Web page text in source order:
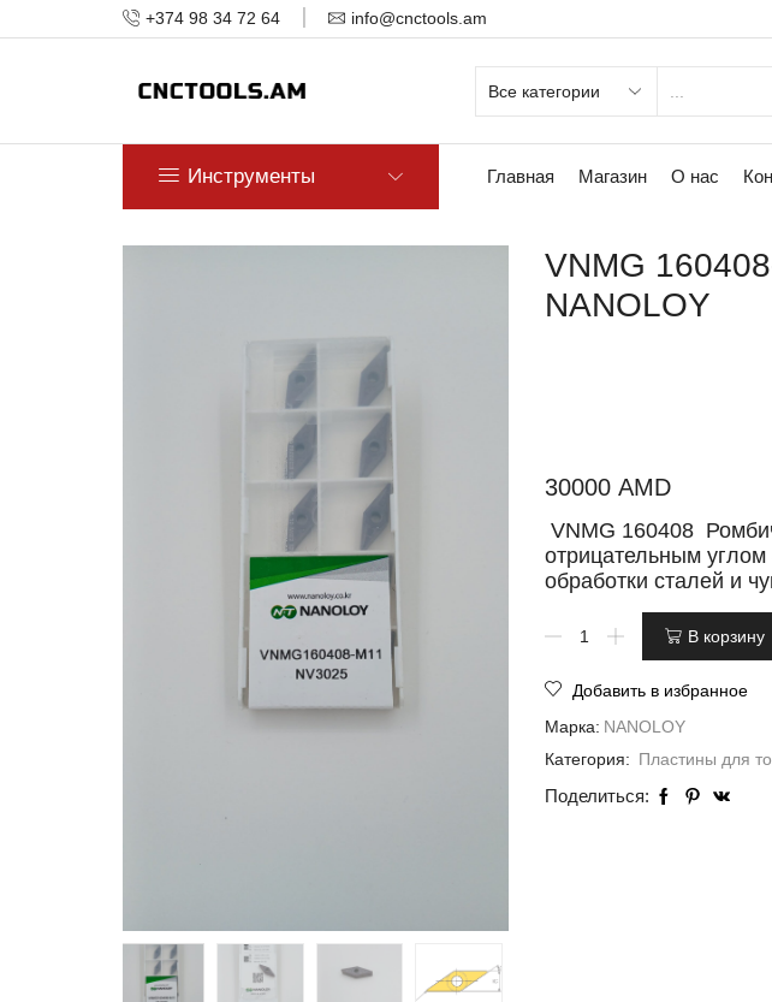
+374 98 34 72 64 info@cnctools.am
Инструменты Главная Магазин О нас
VNMG
NANOLOY
30000 AMD
VNMG 160408
отрицательным
обработки сталей и
В корзину
Добавить в избранное
Марка: NANOLOY
Категория: Пластины для
Поделиться: